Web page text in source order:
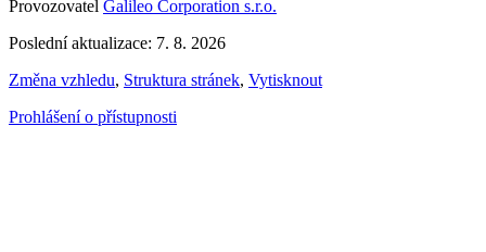
Provozovatel Galileo Corporation s.r.o.
Poslední aktualizace: 7. 8. 2026
Změna vzhledu, Struktura stránek, Vytisknout
Prohlášení o přístupnosti